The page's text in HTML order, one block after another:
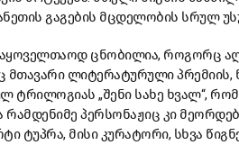
გაგების მცდელობის სრულ
ცნობილია, როგორც
მთავარი ლიტერატურული
ტრილოგიას „შენი სახე ხვალ“,
რამდენიმე პერსონაჟიც კი
ტუპრა, მისი კურატორი, სხვა